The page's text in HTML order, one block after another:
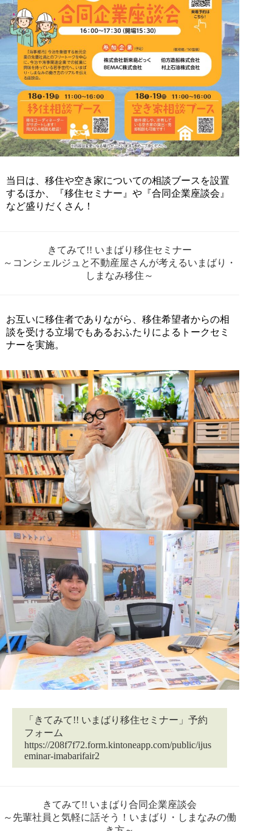
当日は、移住や空き家についての相談ブースを設置
するほか、『移住セミナー』や『合同企業座談会』
など盛りだくさん！
きてみて!! いまばり移住セミナー
～コンシェルジュと不動産屋さんが考えるいまばり・
しまなみ移住～
お互いに移住者でありながら、移住希望者からの相
談を受ける立場でもあるおふたりによるトークセミ
ナーを実施。
「きてみて!! いまばり移住セミナー」予約
フォーム
https://208f7f72.form.kintoneapp.com/public/ijus
eminar-imabarifair2
きてみて!! いまばり合同企業座談会
～先輩社員と気軽に話そう！いまばり・しまなみの働